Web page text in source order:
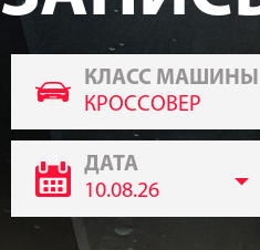
КЛАСС МАШИНЫ
КРОССОВЕР
ДАТА
10.08.26